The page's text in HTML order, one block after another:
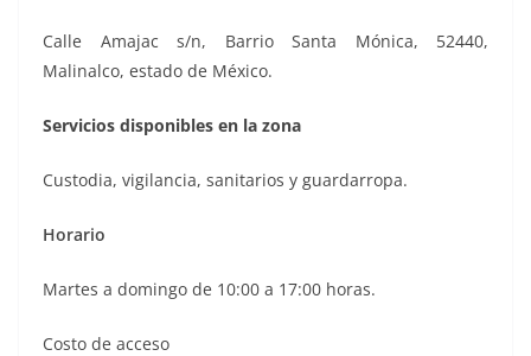
Calle Amajac s/n, Barrio Santa Mónica, 52440,
Malinalco, estado de México.
Servicios disponibles en la zona
Custodia, vigilancia, sanitarios y guardarropa.
Horario
Martes a domingo de 10:00 a 17:00 horas.
Costo de acceso